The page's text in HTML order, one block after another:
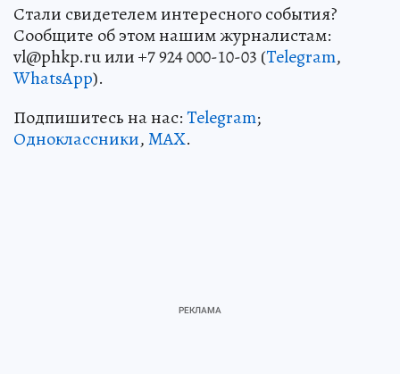
Стали свидетелем интересного события?
Сообщите об этом нашим журналистам:
vl@phkp.ru или +7 924 000-10-03 (Telegram,
WhatsApp).
Подпишитесь на нас:Telegram;
Одноклассники,MAX.